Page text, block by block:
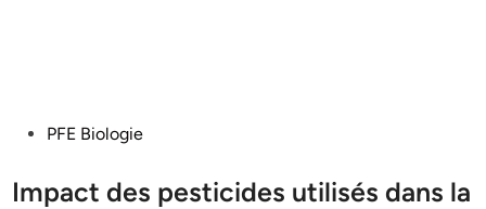
PostedPFE Biologie
Impact des pesticides utilisés dans la